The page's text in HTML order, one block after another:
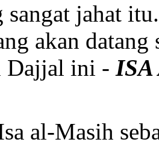
jahat
akan
Dajjal ini - ISA
al-Masih